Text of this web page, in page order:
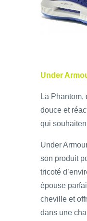
Under
La Phantom,
douce et
qui
Under
son produit
tricoté
épouse
cheville et
dans une